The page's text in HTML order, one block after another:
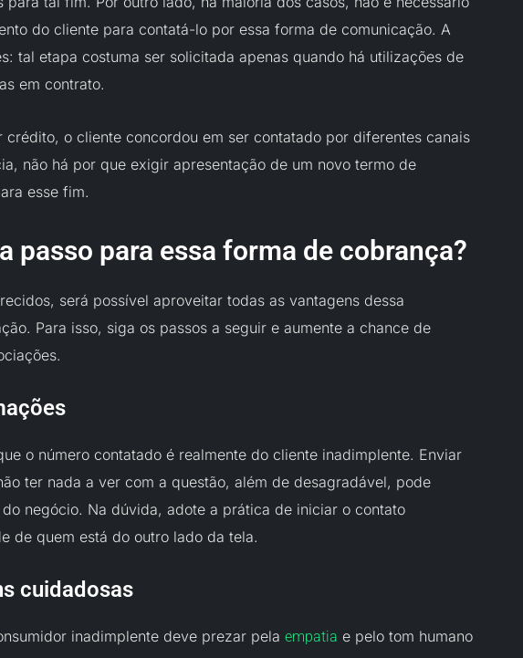
do cliente para contatá-lo por essa forma de comunicação. A
tal etapa costuma ser solicitada apenas quando há utilizações de
em contrato.
crédito, o cliente concordou em ser contatado por diferentes canais
não há por que exigir apresentação de um novo termo de
esse fim.
passo para essa forma de cobrança?
será possível aproveitar todas as vantagens dessa
Para isso, siga os passos a seguir e aumente a chance de
o número contatado é realmente do cliente inadimplente. Enviar
ter nada a ver com a questão, além de desagradável, pode
negócio. Na dúvida, adote a prática de iniciar o contato
de quem está do outro lado da tela.
cuidadosas
inadimplente deve prezar pela empatia e pelo tom humano